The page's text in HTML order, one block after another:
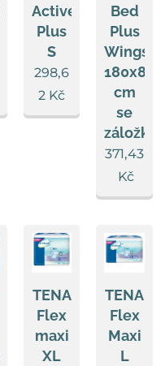
Active
Plus
S
298,6
2 Kč
Bed
Plus
Wings
180x80
cm
se
371,43
Kč
TENA
Flex
maxi
XL
TENA
Flex
Maxi
L